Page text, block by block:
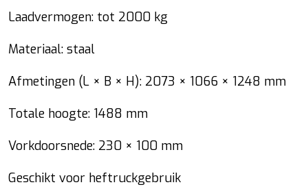
Laadvermogen: tot 2000 kg
Materiaal: staal
Afmetingen (L × B × H): 2073 × 1066 × 1248 mm
Totale hoogte: 1488 mm
Vorkdoorsnede: 230 × 100 mm
Geschikt voor heftruckgebruik